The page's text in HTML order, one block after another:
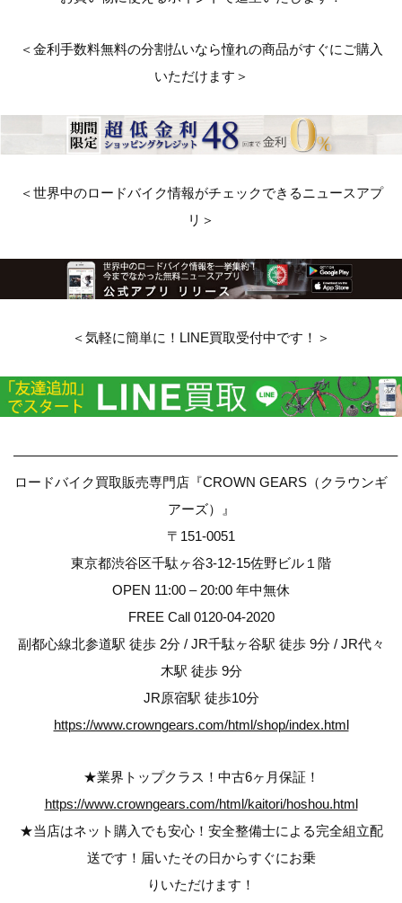
＜金利手数料無料の分割払いなら憧れの商品がすぐにご購入
いただけます＞
＜世界中のロードバイク情報がチェックできるニュースアプ
リ＞
＜気軽に簡単に！LINE買取受付中です！＞
————————————————————————————–
ロードバイク買取販売専門店『CROWN GEARS（クラウンギ
アーズ）』
〒151-0051
東京都渋谷区千駄ヶ谷3-12-15佐野ビル１階
OPEN 11:00 – 20:00 年中無休
FREE Call 0120-04-2020
副都心線北参道駅 徒歩 2分 / JR千駄ヶ谷駅 徒歩 9分 / JR代々
木駅 徒歩 9分
JR原宿駅 徒歩10分
https://www.crowngears.com/html/shop/index.html
★業界トップクラス！中古6ヶ月保証！
https://www.crowngears.com/html/kaitori/hoshou.html
★当店はネット購入でも安心！安全整備士による完全組立配
送です！届いたその日からすぐにお乗
りいただけます！